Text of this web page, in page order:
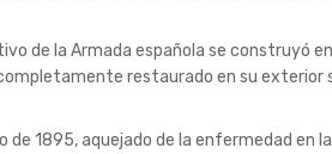
de la Armada española se construyó
restaurado en su
de 1895, aquejado de la enfermedad